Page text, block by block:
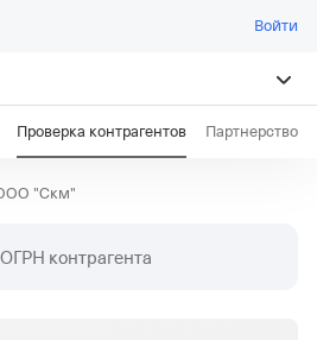
Войти
Проверка контрагентов Партнерство
"Скм"
контрагента